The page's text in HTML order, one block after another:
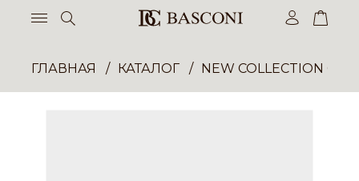
ГЛАВНАЯ КАТАЛОГ NEW COLLECTION